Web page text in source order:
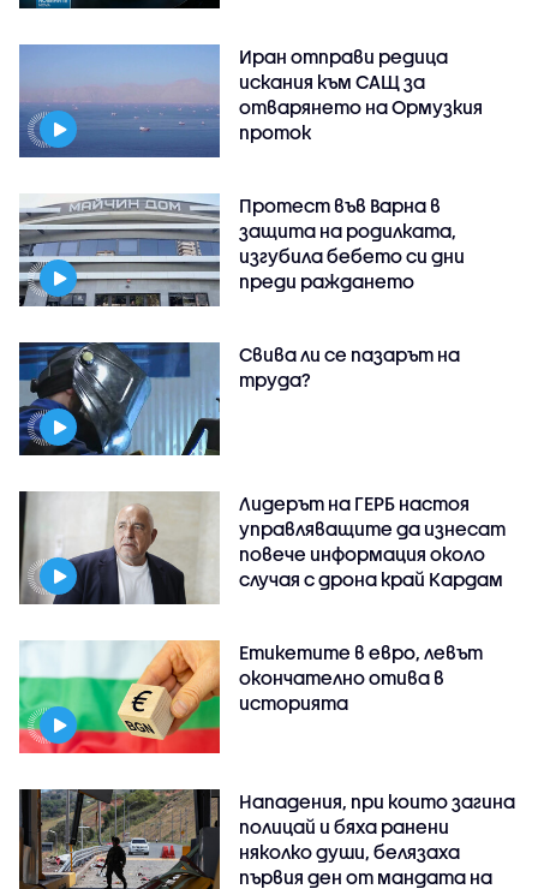
Иран отправи редица
искания към САЩ за
отварянето на Ормузкия
проток
Протест във Варна в
защита на родилката,
изгубила бебето си дни
преди раждането
Свива ли се пазарът на
труда?
Лидерът на ГЕРБ настоя
управляващите да изнесат
повече информация около
случая с дрона край Кардам
Етикетите в евро, левът
окончателно отива в
историята
Нападения, при които загина
полицай и бяха ранени
няколко души, белязаха
първия ден от мандата на